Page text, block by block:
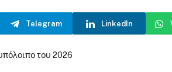
Telegram LinkedIn